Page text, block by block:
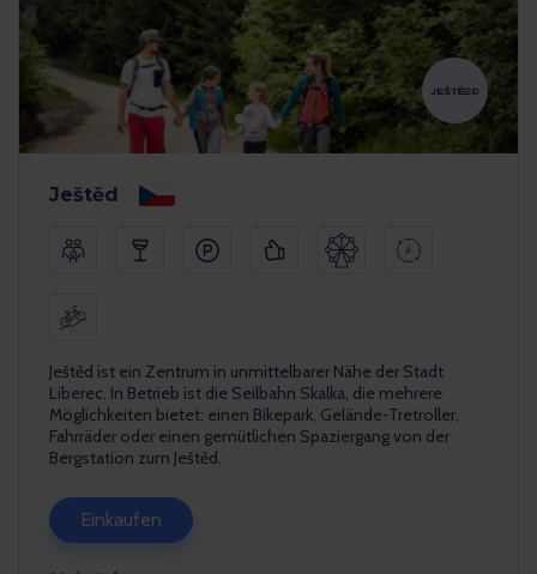
Ještěd
Ještěd ist ein Zentrum in unmittelbarer Nähe der Stadt
Liberec. In Betrieb ist die Seilbahn Skalka, die mehrere
Möglichkeiten bietet: einen Bikepark, Gelände-Tretroller,
Fahrräder oder einen gemütlichen Spaziergang von der
Bergstation zum Ještěd.
Einkaufen